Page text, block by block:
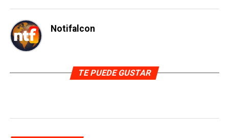
Notifalcon
TE PUEDE GUSTAR